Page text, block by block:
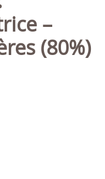
–
(80%)